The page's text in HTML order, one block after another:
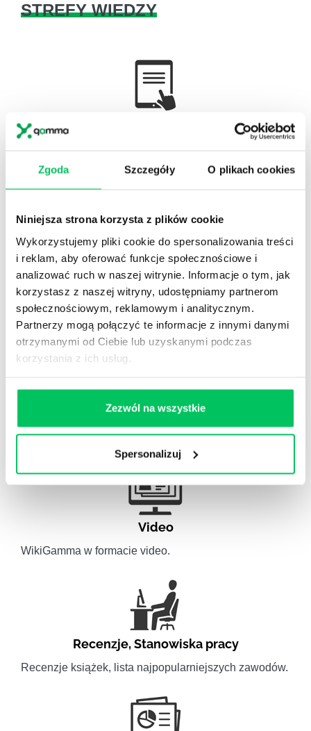
Zgoda Szczegóły O plikach cookies
Niniejsza strona korzysta z plików cookie
Wykorzystujemy pliki cookie do spersonalizowania treści
i reklam, aby oferować funkcje społecznościowe i
analizować ruch w naszej witrynie. Informacje o tym, jak
korzystasz z naszej witryny, udostępniamy partnerom
społecznościowym, reklamowym i analitycznym.
Partnerzy mogą połączyć te informacje z innymi danymi
otrzymanymi od Ciebie lub uzyskanymi podczas
korzystania z ich usług.
Zezwól na wszystkie
Spersonalizuj
STREFY WIEDZY
HR
wiedzy.
Gamma Q&A
Odpowiedzi na często pojawiające się pytania z
obszaru HR.
Artykuły eksperckie
Artykuły związane ze szkoleniami eksperckimi.
Video
WikiGamma w formacie video.
Recenzje,Stanowiska pracy
Recenzje książek, lista najpopularniejszych zawodów.